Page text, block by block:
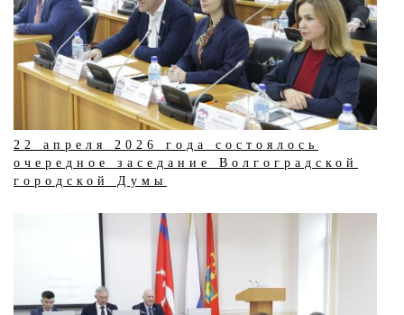
22 апреля 2026 года состоялось
очередное заседание Волгоградской
городской Думы